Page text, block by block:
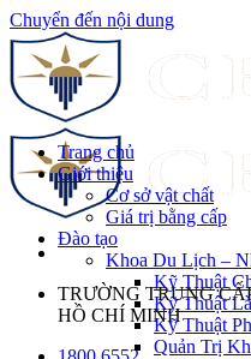
Chuyển đến nội dung
TRƯỜNG TRUNG
HỒ CHÍ MINH
Trang chủ
Giới thiệu
Cơ sở vật chất
Giá trị bằng cấp
Đào tạo
Khoa Du Lịch –
Kỹ Thuật
Kỹ Thuật
Kỹ Thuật
Quản Trị